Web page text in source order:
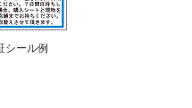
シール例